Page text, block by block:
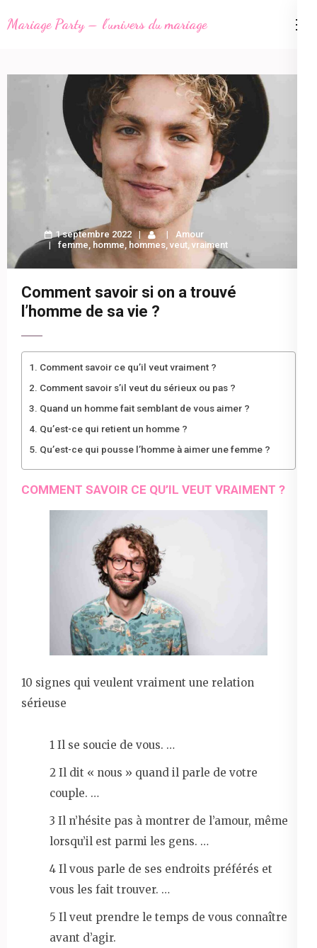
au
(Pressez
Mariage Party – l'univers du mariage
1 septembre 2022
Amour
femme, homme, hommes, veut, vraiment
Comment savoir si on a trouvé
l’homme de sa vie ?
Comment savoir ce qu’il veut vraiment ?
Comment savoir s’il veut du sérieux ou pas ?
Quand un homme fait semblant de vous aimer ?
Qu’est-ce qui retient un homme ?
Qu’est-ce qui pousse l’homme à aimer une femme ?
COMMENT SAVOIR CE QU’IL VEUT VRAIMENT ?
10 signes qui veulent vraiment une relation
sérieuse
1 Il se soucie de vous. …
2 Il dit « nous » quand il parle de votre
couple. …
3 Il n’hésite pas à montrer de l’amour, même
lorsqu’il est parmi les gens. …
4 Il vous parle de ses endroits préférés et
vous les fait trouver. …
5 Il veut prendre le temps de vous connaître
avant d’agir.